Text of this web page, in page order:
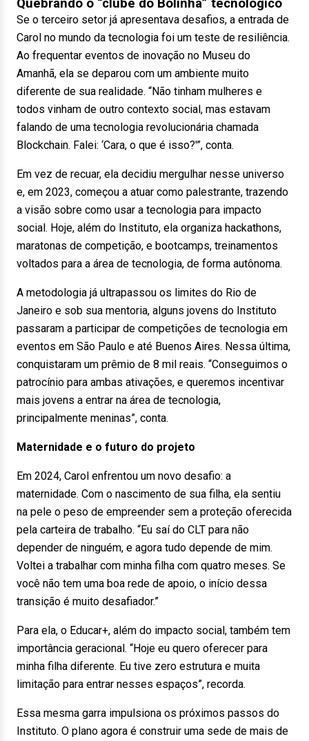
Quebrando o “clube do Bolinha” tecnológico
Se o terceiro setor já apresentava desafios, a entrada de
Carol no mundo da tecnologia foi um teste de resiliência.
Ao frequentar eventos de inovação no Museu do
Amanhã, ela se deparou com um ambiente muito
diferente de sua realidade. “Não tinham mulheres e
todos vinham de outro contexto social, mas estavam
falando de uma tecnologia revolucionária chamada
Blockchain. Falei: ‘Cara, o que é isso?'”, conta.
Em vez de recuar, ela decidiu mergulhar nesse universo
e, em 2023, começou a atuar como palestrante, trazendo
a visão sobre como usar a tecnologia para impacto
social. Hoje, além do Instituto, ela organiza hackathons,
maratonas de competição, e bootcamps, treinamentos
voltados para a área de tecnologia, de forma autônoma.
A metodologia já ultrapassou os limites do Rio de
Janeiro e sob sua mentoria, alguns jovens do Instituto
passaram a participar de competições de tecnologia em
eventos em São Paulo e até Buenos Aires. Nessa última,
conquistaram um prêmio de 8 mil reais. “Conseguimos o
patrocínio para ambas ativações, e queremos incentivar
mais jovens a entrar na área de tecnologia,
principalmente meninas”, conta.
Maternidade e o futuro do projeto
Em 2024, Carol enfrentou um novo desafio: a
maternidade. Com o nascimento de sua filha, ela sentiu
na pele o peso de empreender sem a proteção oferecida
pela carteira de trabalho. “Eu saí do CLT para não
depender de ninguém, e agora tudo depende de mim.
Voltei a trabalhar com minha filha com quatro meses. Se
você não tem uma boa rede de apoio, o início dessa
transição é muito desafiador.”
Para ela, o Educar+, além do impacto social, também tem
importância geracional. “Hoje eu quero oferecer para
minha filha diferente. Eu tive zero estrutura e muita
limitação para entrar nesses espaços”, recorda.
Essa mesma garra impulsiona os próximos passos do
Instituto. O plano agora é construir uma sede de mais de